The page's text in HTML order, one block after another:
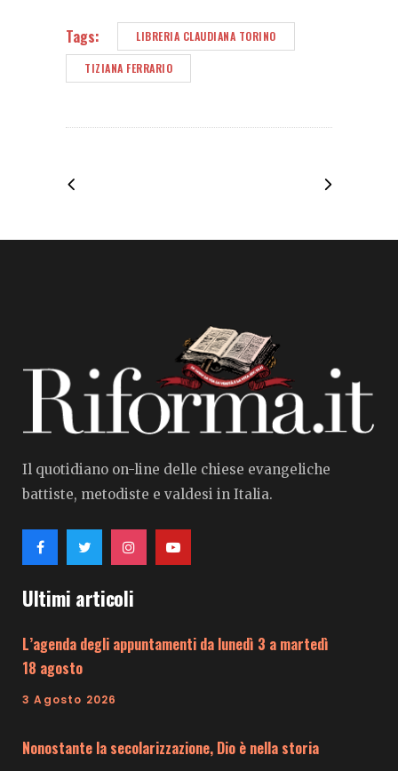
Tags: LIBRERIA CLAUDIANA TORINO
TIZIANA FERRARIO
Il quotidiano on-line delle chiese evangeliche
battiste, metodiste e valdesi in Italia.
Ultimi articoli
L’agenda degli appuntamenti da lunedì 3 a martedì
18 agosto
3 Agosto 2026
Nonostante la secolarizzazione, Dio è nella storia